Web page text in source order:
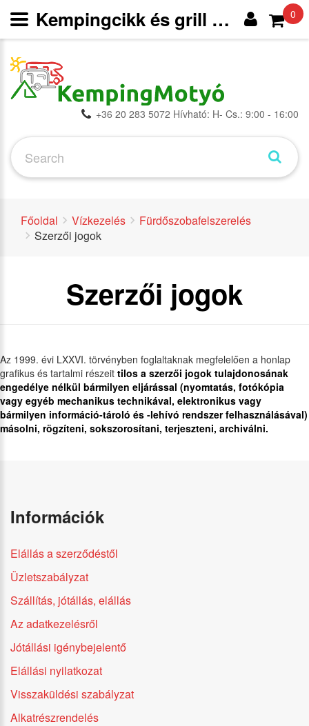
+36 20 283 5072 Hívható: H- Cs.: 9:00 - 16:00
0
Főoldal Vízkezelés
Fürdőszobafelszerelés
Szerzői jogok
Szerzői jogok
Az 1999. évi LXXVI. törvényben foglaltaknak megfelelően a honlap
grafikus és tartalmi részeit tilos a szerzői jogok tulajdonosának
engedélye nélkül bármilyen eljárással (nyomtatás, fotókópia
vagy egyéb mechanikus technikával, elektronikus vagy
bármilyen információ-tároló és -lehívó rendszer felhasználásával)
másolni, rögzíteni, sokszorosítani, terjeszteni, archiválni.
Információk
Elállás a szerződéstől
Üzletszabályzat
Szállítás, jótállás, elállás
Az adatkezelésről
Jótállási igénybejelentő
Elállási nyilatkozat
Visszaküldési szabályzat
Alkatrészrendelés
Kempingcikk és grill webáruház